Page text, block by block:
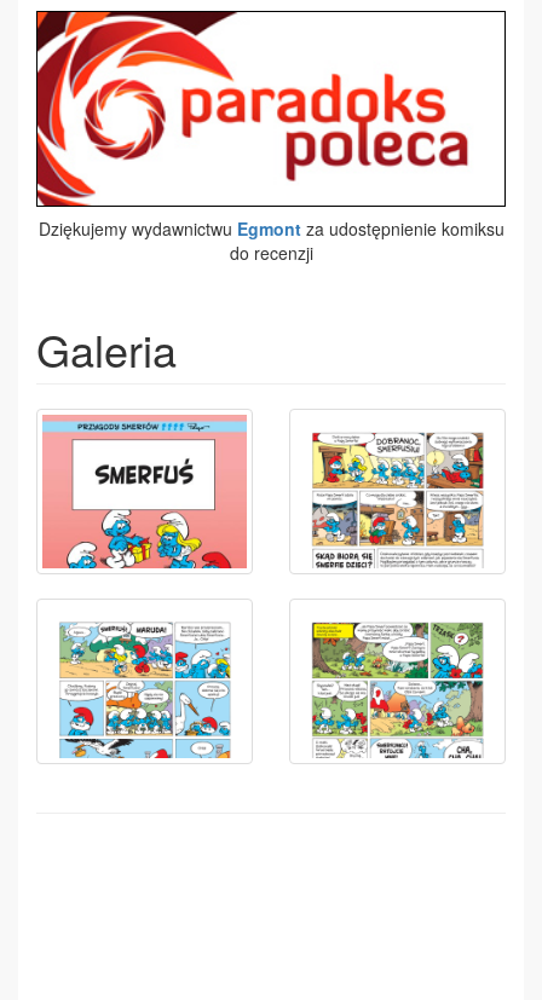
Dziękujemy wydawnictwu Egmontza udostępnienie komiksu
do recenzji
Galeria